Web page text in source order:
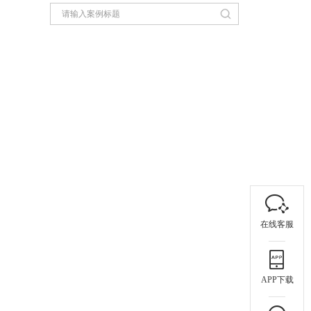
在线客服
APP下载